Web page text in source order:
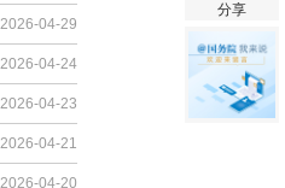
2026-04-29
2026-04-24
2026-04-23
2026-04-21
2026-04-20
分享